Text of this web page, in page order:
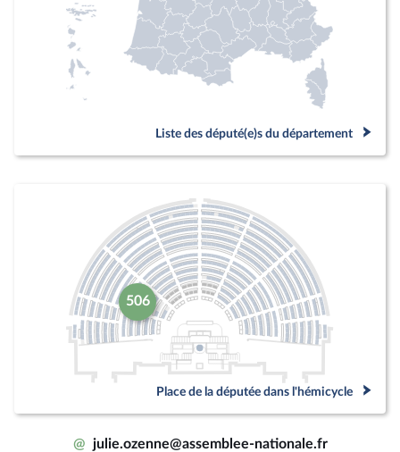
Liste des député(e)s du département
506
Place de la députée dans l'hémicycle
@ julie.ozenne@assemblee-nationale.fr